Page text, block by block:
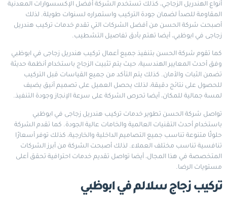
أنواع الهندريل الزجاجي، كذلك تستخدم الشركة أفضل الإكسسوارات المعدنية
المقاومة للصدأ لضمان جودة التركيب واستمراره لسنوات طويلة. لذلك
أصبحت شركة الحسن من أفضل الشركات التي تقدم خدمات تركيب هندريل
زجاجى في ابوظبي، أيضا تهتم بأدق تفاصيل التشطيب.
كما تقوم شركة الحسن بتنفيذ جميع أعمال تركيب هندريل زجاجى في ابوظبي
وفق أحدث المعايير الهندسية، حيث يتم تثبيت الزجاج باستخدام أنظمة حديثة
تضمن الثبات والأمان. كذلك يتم التأكد من جميع القياسات قبل التركيب
للحصول على نتائج دقيقة، لذلك يحصل العميل على تصميم أنيق يضيف
لمسة جمالية للمكان، أيضا تحرص الشركة على سرعة الإنجاز وجودة التنفيذ.
تواصل شركة الحسن تطوير خدمات تركيب هندريل زجاجى في ابوظبي
باستخدام أحدث التقنيات العالمية والخامات عالية الجودة. كما تقدم الشركة
حلولًا متنوعة تناسب جميع التصاميم الداخلية والخارجية، كذلك توفر أسعارًا
تنافسية تناسب مختلف العملاء. لذلك أصبحت الشركة من أبرز الشركات
المتخصصة في هذا المجال، أيضا تواصل تقديم خدمات احترافية تحقق أعلى
مستويات الرضا.
تركيب زجاج سلالم في ابوظبي